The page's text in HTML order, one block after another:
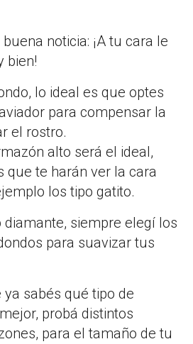
noticia: ¡A tu cara le
bien!
lo ideal es que optes
para compensar la
el rostro.
alto será el ideal,
que te harán ver la cara
los tipo gatito.
diamante, siempre elegí los
para suavizar tus
ya sabés qué tipo de
probá distintos
para el tamaño de tu